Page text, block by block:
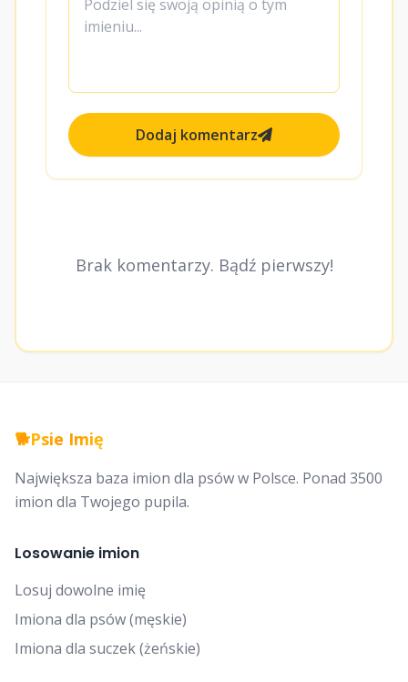
Dodaj komentarz
Brak komentarzy. Bądź pierwszy!
🐕Psie Imię
Największa baza imion dla psów w Polsce. Ponad 3500
imion dla Twojego pupila.
Losowanie imion
Losuj dowolne imię
Imiona dla psów (męskie)
Imiona dla suczek (żeńskie)